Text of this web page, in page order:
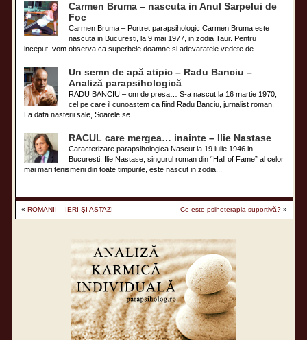
Carmen Bruma – nascuta in Anul Sarpelui de
Foc
Carmen Bruma – Portret parapsihologic Carmen Bruma este
nascuta in Bucuresti, la 9 mai 1977, in zodia Taur. Pentru
inceput, vom observa ca superbele doamne si adevaratele vedete de...
Un semn de apă atipic – Radu Banciu –
Analiză parapsihologică
RADU BANCIU – om de presa… S-a nascut la 16 martie 1970,
cel pe care il cunoastem ca fiind Radu Banciu, jurnalist roman.
La data nasterii sale, Soarele se...
RACUL care mergea… inainte – Ilie Nastase
Caracterizare parapsihologica Nascut la 19 iulie 1946 in
Bucuresti, Ilie Nastase, singurul roman din “Hall of Fame” al celor
mai mari tenismeni din toate timpurile, este nascut in zodia...
«ROMÂNII – IERI ȘI ASTAZI Ce este psihoterapia suportivă?»